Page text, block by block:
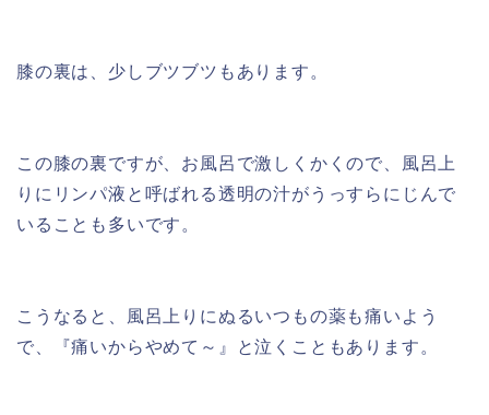
膝の裏は、少しブツブツもあります。
この膝の裏ですが、お風呂で激しくかくので、風呂上
りにリンパ液と呼ばれる透明の汁がうっすらにじんで
いることも多いです。
こうなると、風呂上りにぬるいつもの薬も痛いよう
で、『痛いからやめて～』と泣くこともあります。